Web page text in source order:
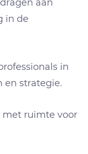
aan
in de
in
en strategie.
met ruimte voor